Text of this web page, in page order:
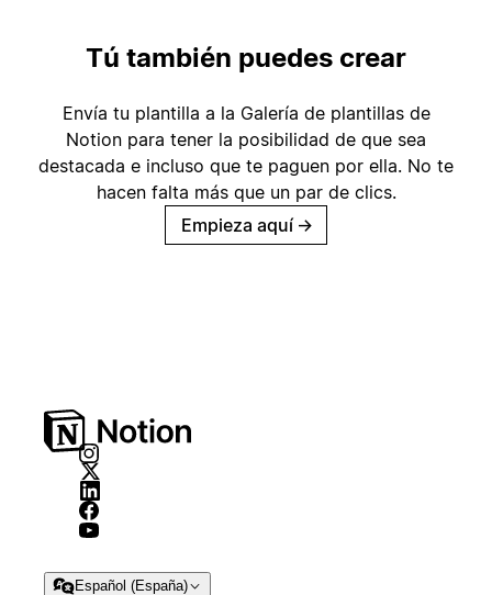
Tú también puedes crear
Envía tu plantilla a la Galería de plantillas de
Notion para tener la posibilidad de que sea
destacada e incluso que te paguen por ella. No te
hacen falta más que un par de clics.
Empieza aquí →
Español (España)